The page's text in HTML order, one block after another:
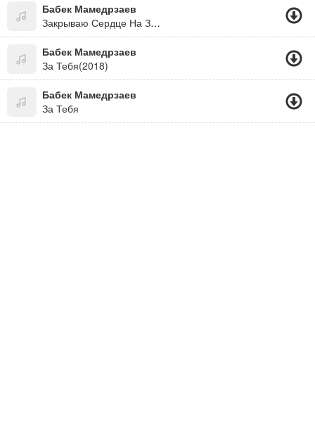
Бабек Мамедрзаев
Закрываю Сердце На Замок
Бабек Мамедрзаев
За Тебя(2018)
Бабек Мамедрзаев
За Тебя